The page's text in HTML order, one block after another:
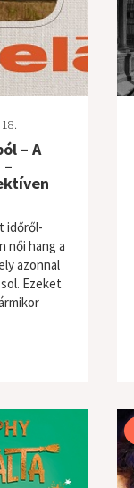
– A
időről-
női hang a
azonnal
Ezeket